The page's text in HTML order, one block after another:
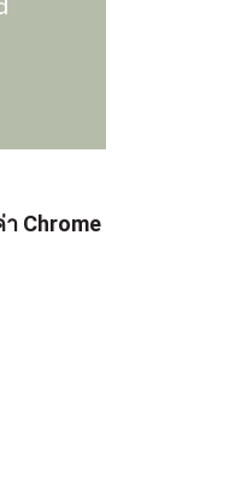
Chrome